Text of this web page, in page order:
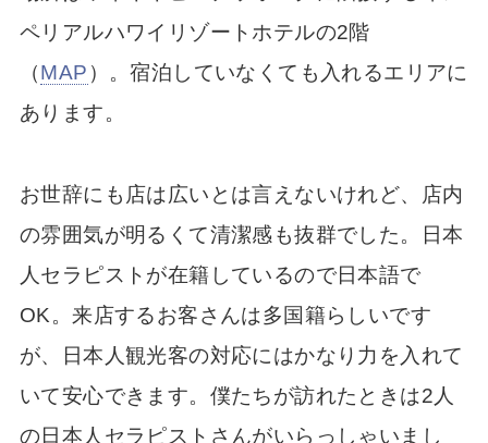
ペリアルハワイリゾートホテルの2階
（MAP ）。宿泊していなくても入れるエリアに
あります。
お世辞にも店は広いとは言えないけれど、店内
の雰囲気が明るくて清潔感も抜群でした。日本
人セラピストが在籍しているので日本語で
OK。来店するお客さんは多国籍らしいです
が、日本人観光客の対応にはかなり力を入れて
いて安心できます。僕たちが訪れたときは2人
の日本人セラピストさんがいらっしゃいまし